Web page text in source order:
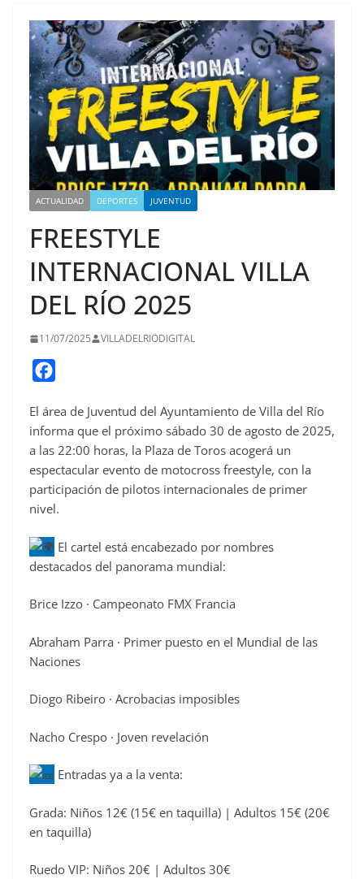
ACTUALIDAD DEPORTES JUVENTUD
FREESTYLE
INTERNACIONAL VILLA
DEL RÍO 2025
11/07/2025 VILLADELRIODIGITAL
c
e
o
El área de Juventud del Ayuntamiento de Villa del Río
informa que el próximo sábado 30 de agosto de 2025,
a las 22:00 horas, la Plaza de Toros acogerá un
espectacular evento de motocross freestyle, con la
participación de pilotos internacionales de primer
nivel.
El cartel está encabezado por nombres
destacados del panorama mundial:
Brice Izzo · Campeonato FMX Francia
Abraham Parra · Primer puesto en el Mundial de las
Naciones
Diogo Ribeiro · Acrobacias imposibles
Nacho Crespo · Joven revelación
Entradas ya a la venta:
Grada: Niños 12€ (15€ en taquilla) | Adultos 15€ (20€
en taquilla)
Ruedo VIP: Niños 20€ | Adultos 30€